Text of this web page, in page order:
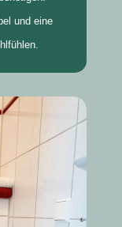
und eine